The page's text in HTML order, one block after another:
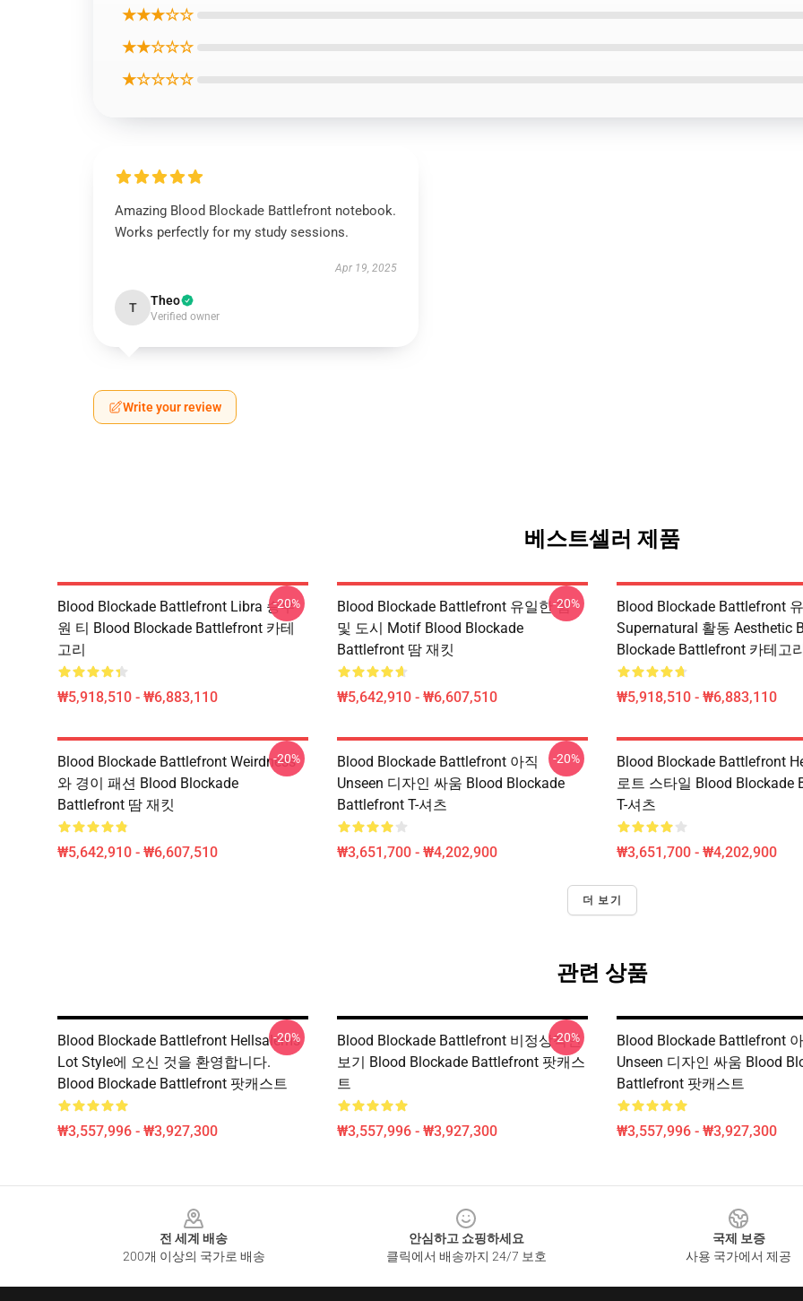
★★★☆☆
★★☆☆☆
★☆☆☆☆
Amazing Blood Blockade Battlefront notebook.
Works perfectly for my study sessions.
Apr 19, 2025
T Theo
Verified owner
Write your review
베스트셀러 제품
Blood Blockade Battlefront Libra 승무
원 티 Blood Blockade Battlefront 카테
고리
₩5,918,510 - ₩6,883,110
-20%
Blood Blockade Battlefront 유일한 힘
및 도시 Motif Blood Blockade
Battlefront 땀 재킷
₩5,642,910 - ₩6,607,510
-20%
Blood Blockade Battlefront
Supernatural 활동 Aesthetic
Blockade Battlefront 카테고
₩5,918,510 - ₩6,883,110
Blood Blockade Battlefront Weirdness
와 경이 패션 Blood Blockade
Battlefront 땀 재킷
₩5,642,910 - ₩6,607,510
-20%
Blood Blockade Battlefront 아직
Unseen 디자인 싸움 Blood Blockade
Battlefront T-셔츠
₩3,651,700 - ₩4,202,900
-20%
Blood Blockade Battlefront
로트 스타일 Blood Blockade
T-셔츠
₩3,651,700 - ₩4,202,900
더 보기
관련 상품
Blood Blockade Battlefront Hellsalems
Lot Style에 오신 것을 환영합니다.
Blood Blockade Battlefront 팟캐스트
₩3,557,996 - ₩3,927,300
-20%
Blood Blockade Battlefront 비정상적인
보기 Blood Blockade Battlefront 팟캐스
트
₩3,557,996 - ₩3,927,300
-20%
Blood Blockade Battlefront
Unseen 디자인 싸움 Blood
Battlefront 팟캐스트
₩3,557,996 - ₩3,927,300
전 세계 배송
200개 이상의 국가로 배송
안심하고 쇼핑하세요
클릭에서 배송까지 24/7 보호
국제 보증
사용 국가에서 제공